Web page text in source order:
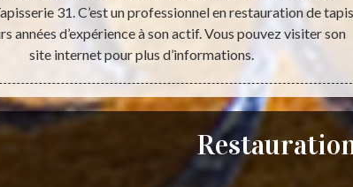
31. C’est un professionnel en restauration de tapis
années d’expérience à son actif. Vous pouvez visiter son
site internet pour plus d’informations.